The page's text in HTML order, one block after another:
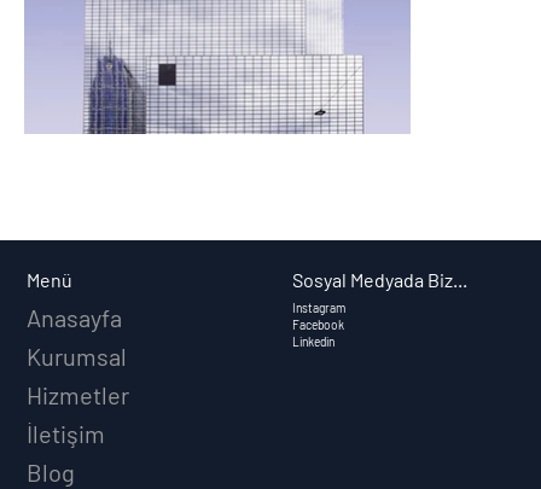
Menü
Anasayfa
Kurumsal
Hizmetler
İletişim
Blog
Sosyal Medyada Biz...
Instagram
Facebook
Linkedin